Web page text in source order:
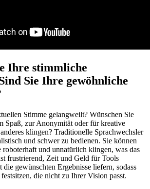
Ihre stimmliche
Sie Ihre gewöhnliche
Stimme gelangweilt? Wünschen Sie
Spaß, zur Anonymität oder für kreative
klingen? Traditionelle Sprachwechsler
und schwer zu bedienen. Sie können
roboterhaft und unnatürlich klingen, was das
frustrierend, Zeit und Geld für Tools
die gewünschten Ergebnisse liefern, sodass
die nicht zu Ihrer Vision passt.